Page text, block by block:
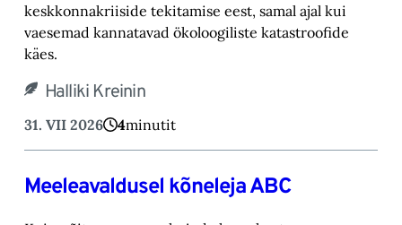
keskkonnakriiside tekitamise eest, samal ajal kui
vaesemad kannatavad ökoloogiliste katastroofide
käes.
Halliki Kreinin
31. VII 2026 4minutit
Meeleavaldusel kõneleja ABC